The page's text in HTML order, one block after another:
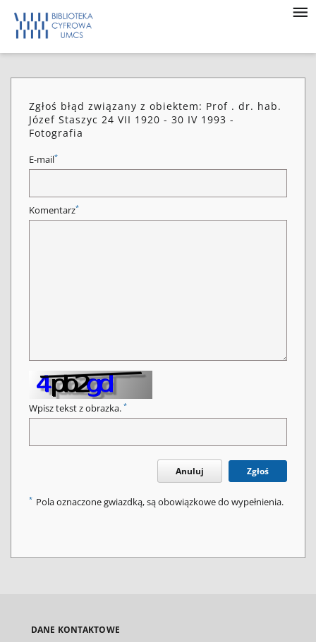
Zgłoś błąd związany z obiektem: Prof . dr. hab.
Józef Staszyc 24 VII 1920 - 30 IV 1993 -
Fotografia
E-mail*
Komentarz*
Wpisz tekst z obrazka. *
Anuluj Zgłoś
* Pola oznaczone gwiazdką, są obowiązkowe do wypełnienia.
DANE KONTAKTOWE